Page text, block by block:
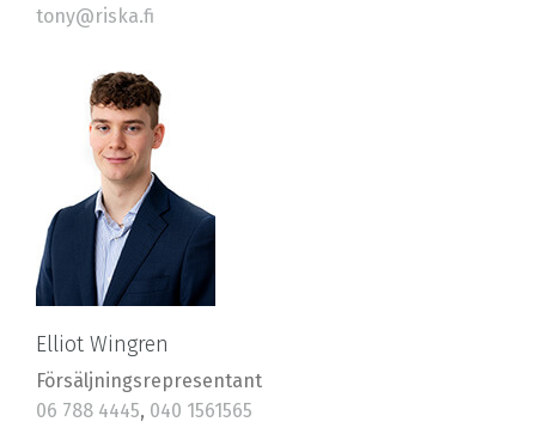
tony@riska.fi
Elliot Wingren
Försäljningsrepresentant
06 788 4445, 040 1561565